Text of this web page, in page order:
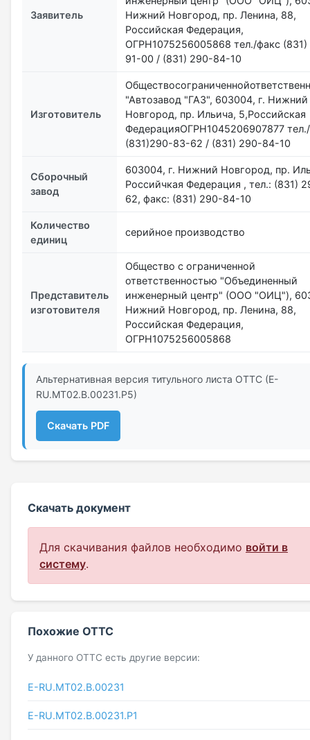
Заявитель
Нижний Новгород, пр. Ленина, 88,
Российская Федерация,
ОГРН1075256005868 тел./факс
91-00 / (831) 290-84-10
Изготовитель
"Автозавод "ГАЗ", 603004, г. Нижний
Новгород, пр. Ильича, 5,Российская
ФедерацияОГРН1045206907877
(831)290-83-62 / (831) 290-84-10
Сборочный
завод
603004, г. Нижний Новгород, пр.
Российчкая Федерация , тел.: (831)
62, факс: (831) 290-84-10
Количество
единиц
серийное производство
Представитель
изготовителя
Общество с ограниченной
ответственностью "Объединенный
инженерный центр" (ООО "ОИЦ"),
Нижний Новгород, пр. Ленина, 88,
Российская Федерация,
ОГРН1075256005868
Альтернативная версия титульного листа ОТТС (E-
RU.МТ02.B.00231.Р5)
Скачать PDF
Скачать документ
Для скачивания файлов необходимо войти в
систему.
Похожие ОТТС
У данного ОТТС есть другие версии:
E-RU.MT02.B.00231
E-RU.MT02.B.00231.P1